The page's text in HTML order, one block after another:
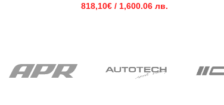
818,10€ / 1,600.06 лв.